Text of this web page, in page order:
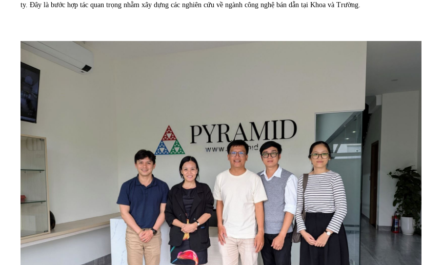
ty. Đây là bước hợp tác quan trọng nhằm xây dựng các nghiên cứu về ngành công nghệ bán dẫn tại Khoa và Trường.